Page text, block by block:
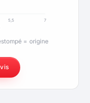
5,5
7
= origine